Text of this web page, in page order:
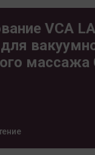
VCA
массажа